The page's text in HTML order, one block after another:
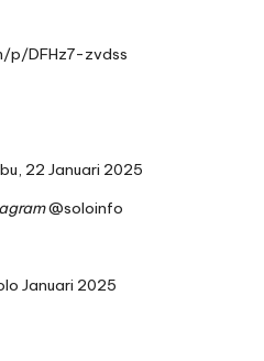
p/DFHz7-zvdss
22 Januari 2025
@soloinfo
Januari 2025